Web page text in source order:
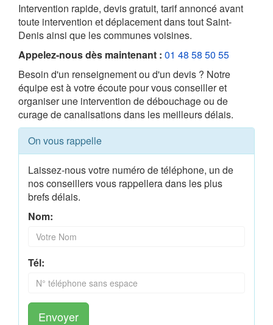
Intervention rapide, devis gratuit, tarif annoncé avant
toute intervention et déplacement dans tout Saint-
Denis ainsi que les communes voisines.
Appelez-nous dès maintenant : 01 48 58 50 55
Besoin d'un renseignement ou d'un devis ? Notre
équipe est à votre écoute pour vous conseiller et
organiser une intervention de débouchage ou de
curage de canalisations dans les meilleurs délais.
On vous rappelle
Laissez-nous votre numéro de téléphone, un de
nos conseillers vous rappellera dans les plus
brefs délais.
Nom:
Tél:
Envoyer